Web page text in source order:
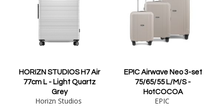
HORIZN STUDIOS H7 Air
77cm L - Light Quartz
Grey
Horizn Studios
EPIC Airwave Neo 3-set
75/65/55 L/M/S -
HotCOCOA
EPIC